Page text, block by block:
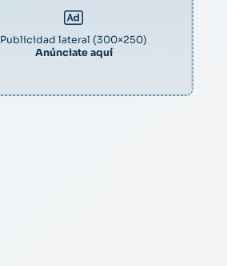
Publicidad lateral (300×250)
Anúnciate aquí